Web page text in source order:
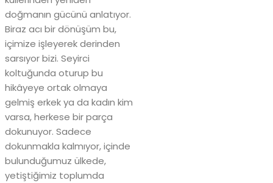
doğmanın gücünü anlatıyor.
Biraz acı bir dönüşüm bu,
içimize işleyerek derinden
sarsıyor bizi. Seyirci
koltuğunda oturup bu
hikâyeye ortak olmaya
gelmiş erkek ya da kadın kim
varsa, herkese bir parça
dokunuyor. Sadece
dokunmakla kalmıyor, içinde
bulunduğumuz ülkede,
yetiştiğimiz toplumda